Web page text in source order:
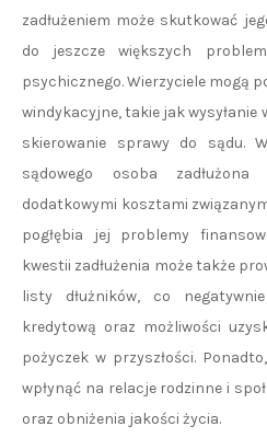
zadłużeniem może skutkować
do jeszcze większych
psychicznego. Wierzyciele mogą
windykacyjne, takie jak wysyłanie
skierowanie sprawy do sądu.
sądowego osoba
dodatkowymi kosztami
pogłębia jej problemy
kwestii zadłużenia może także
listy dłużników, co
kredytową oraz możliwości
pożyczek w przyszłości.
wpłynąć na relacje rodzinne i
oraz obniżenia jakości życia.